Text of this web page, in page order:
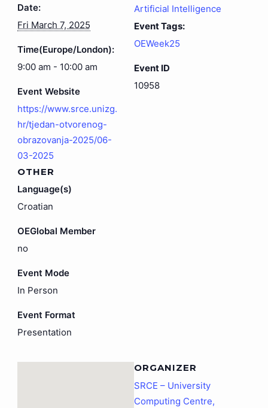
Date:
Fri March 7, 2025
Time(Europe/London):
9:00 am - 10:00 am
Event Website
https://www.srce.unizg.
hr/tjedan-otvorenog-
obrazovanja-2025/06-
03-2025
Artificial Intelligence
Event Tags:
OEWeek25
Event ID
10958
OTHER
Language(s)
Croatian
OEGlobal Member
no
Event Mode
In Person
Event Format
Presentation
ORGANIZER
SRCE – University
Computing Centre,